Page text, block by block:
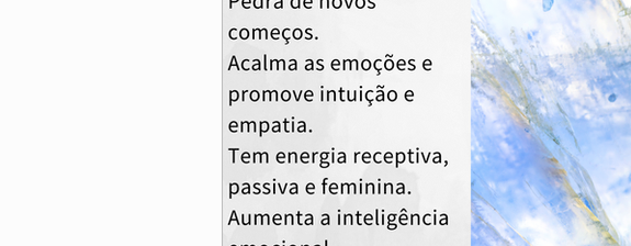
Pedra da Lua Gêmeos Olho de Tigre
Opala Ônix Virgem Turquesa
Sagitário Escorpião